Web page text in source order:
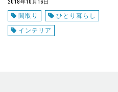
間取り ひとり暮らし
インテリア